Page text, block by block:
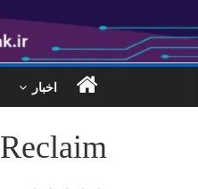
اخبار
Reclaim